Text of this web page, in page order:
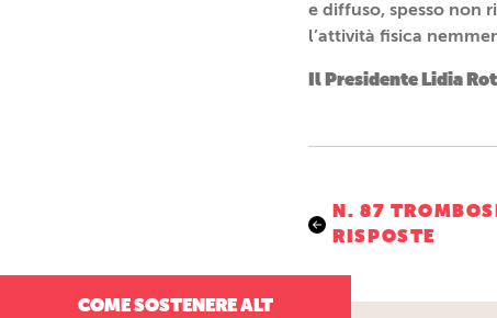
e diffuso, spesso non
l’attività fisica
Il Presidente Lidia
N. 87
RISPOSTE
COME SOSTENERE ALT